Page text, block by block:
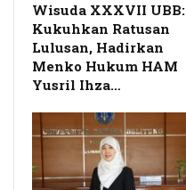
Wisuda XXXVII UBB:
Kukuhkan Ratusan
Lulusan, Hadirkan
Menko Hukum HAM
Yusril Ihza…